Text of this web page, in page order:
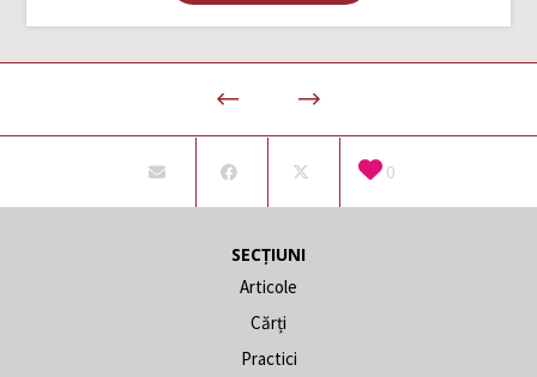
0
SECȚIUNI
Articole
Cărți
Practici